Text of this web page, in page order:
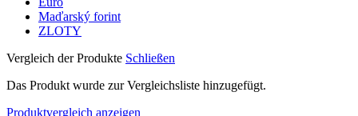
Maďarský forint
ZLOTY
Vergleich der Produkte Schließen
Das Produkt wurde zur Vergleichsliste hinzugefügt.
Produktvergleich anzeigen